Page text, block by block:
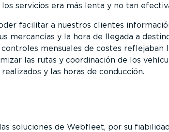
servicios era más lenta y no tan
facilitar a nuestros clientes
mercancías y la hora de llegada a
mensuales de costes reflejaban
las rutas y coordinación de los
y las horas de conducción.
soluciones de Webfleet, por su